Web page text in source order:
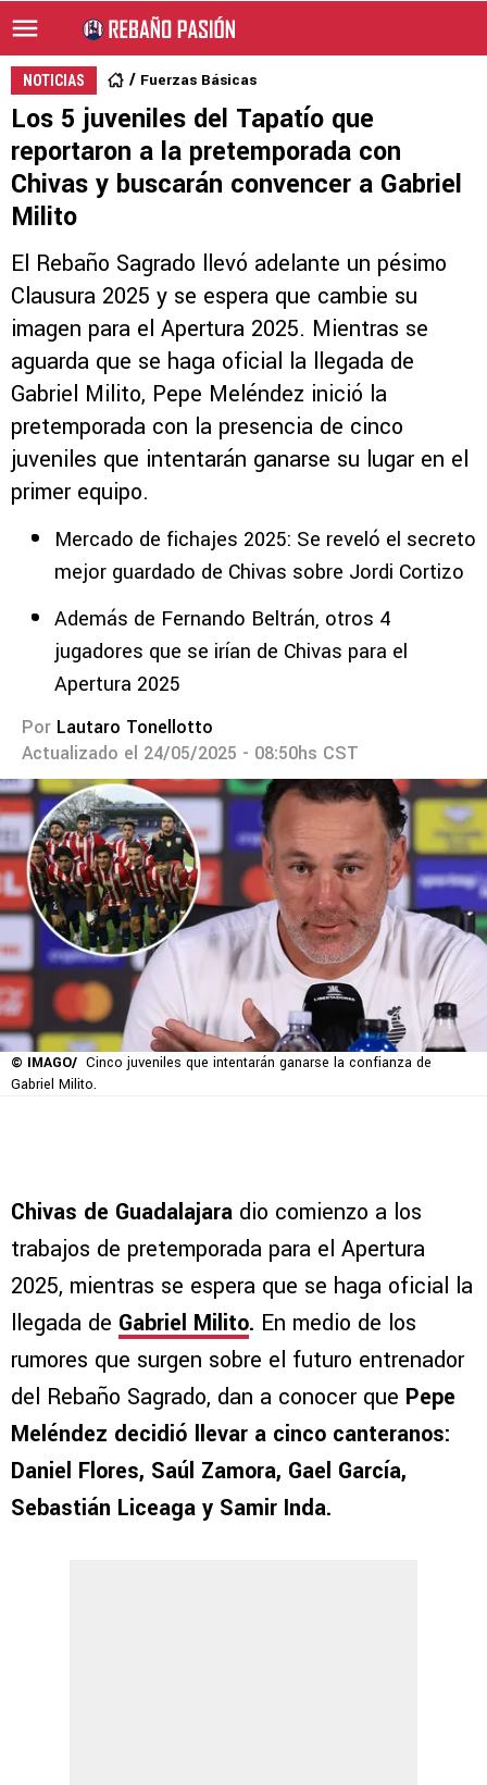
NOTICIAS Fuerzas Básicas
Los 5 juveniles del Tapatío que
reportaron a la pretemporada con
Chivas y buscarán convencer a Gabriel
Milito
El Rebaño Sagrado llevó adelante un pésimo
Clausura 2025 y se espera que cambie su
imagen para el Apertura 2025. Mientras se
aguarda que se haga oficial la llegada de
Gabriel Milito, Pepe Meléndez inició la
pretemporada con la presencia de cinco
juveniles que intentarán ganarse su lugar en el
primer equipo.
Mercado de fichajes 2025: Se reveló el secreto
mejor guardado de Chivas sobre Jordi Cortizo
Además de Fernando Beltrán, otros 4
jugadores que se irían de Chivas para el
Apertura 2025
Por Lautaro Tonellotto
Actualizado el 24/05/2025 - 08:50hs CST
© IMAGO/ Cinco juveniles que intentarán ganarse la confianza de
Gabriel Milito.
Chivas de Guadalajara dio comienzo a los
trabajos de pretemporada para el Apertura
2025, mientras se espera que se haga oficial la
llegada de Gabriel Milito. En medio de los
rumores que surgen sobre el futuro entrenador
del Rebaño Sagrado, dan a conocer que Pepe
Meléndez decidió llevar a cinco canteranos:
Daniel Flores, Saúl Zamora, Gael García,
Sebastián Liceaga y Samir Inda.